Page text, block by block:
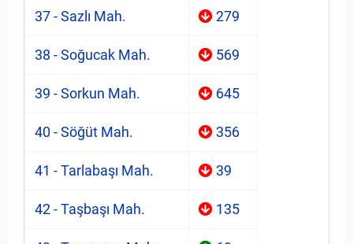
37 - Sazlı Mah. 279
38 - Soğucak Mah. 569
39 - Sorkun Mah. 645
40 - Söğüt Mah. 356
41 - Tarlabaşı Mah. 39
42 - Taşbaşı Mah. 135